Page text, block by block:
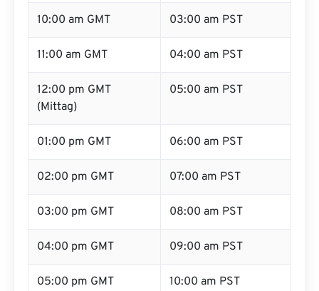
10:00 am GMT 03:00 am PST
11:00 am GMT 04:00 am PST
12:00 pm GMT
(Mittag)
05:00 am PST
01:00 pm GMT 06:00 am PST
02:00 pm GMT 07:00 am PST
03:00 pm GMT 08:00 am PST
04:00 pm GMT 09:00 am PST
05:00 pm GMT 10:00 am PST